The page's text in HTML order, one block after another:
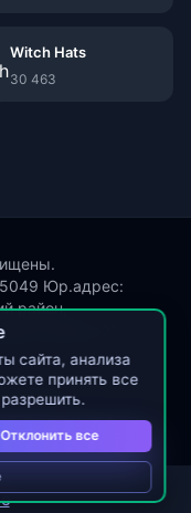
Witch Hats
30 463
Юр.адрес:
район,
здание 21,
данных
данных
сайта, анализа
принять все
Отклонить все